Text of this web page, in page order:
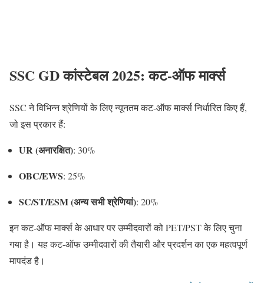
SSC GD कांस्टेबल 2025: कट-ऑफ मार्क्स
SSC ने विभिन्न श्रेणियों के लिए न्यूनतम कट-ऑफ मार्क्स निर्धारित किए हैं,
जो इस प्रकार हैं:
UR (अनारक्षित): 30%
OBC/EWS: 25%
SC/ST/ESM (अन्य सभी श्रेणियां): 20%
इन कट-ऑफ मार्क्स के आधार पर उम्मीदवारों को PET/PST के लिए चुना
गया है। यह कट-ऑफ उम्मीदवारों की तैयारी और प्रदर्शन का एक महत्वपूर्ण
मापदंड है।